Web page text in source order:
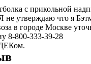
с прикольной
не утверждаю что я
в городе Москве
8-800-333-39-28